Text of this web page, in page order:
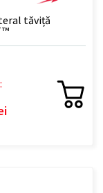
tăviță